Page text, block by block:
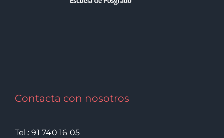
Contacta con nosotros
Tel.: 91 740 16 05